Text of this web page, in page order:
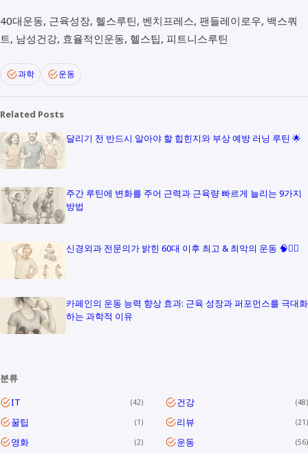
40대운동, 근육성장, 헬스루틴, 벤치프레스, 팬들레이로우, 백스쿼
트, 남성건강, 효율적인운동, 헬스팁, 피트니스루틴
과학 운동
Related Posts
달리기 전 반드시 알아야 할 힙힌지와 부상 예방 러닝 루틴 🌟
주간 루틴에 변화를 주어 근력과 근육량 빠르게 늘리는 9가지
방법
신경외과 전문의가 밝힌 60대 이후 최고 & 최악의 운동 🧠🏋️‍♀️
카페인의 운동 능력 향상 효과: 근육 성장과 퍼포먼스를 극대화
하는 과학적 이유
분류
IT
42 건강 48
꿀팁 1 리뷰 21
영화 2 운동 56